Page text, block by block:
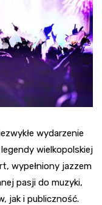
wydarzenie
wielkopolskiej
wypełniony jazzem
pasji do muzyki,
jak i publiczność.